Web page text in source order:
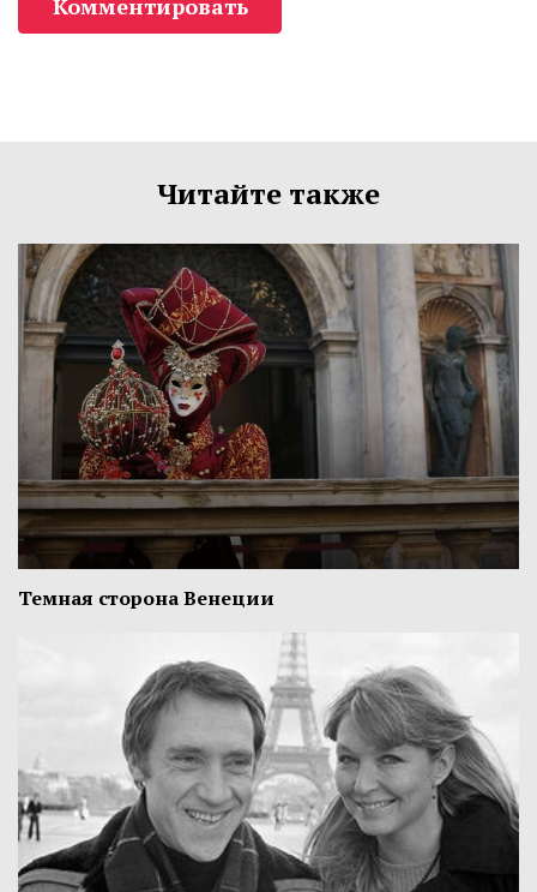
Комментировать
Читайте также
Темная сторона Венеции